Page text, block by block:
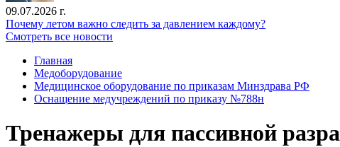
09.07.2026 г.
Почему летом важно следить за давлением каждому?
Смотреть все новости
Главная
Медоборудование
Медицинское оборудование по приказам Минздрава РФ
Оснащение медучреждений по приказу №788н
Тренажеры для пассивной